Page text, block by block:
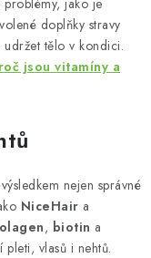
doplňky stravy
tělo v kondici.
jsou vitamíny a
nejen správné
NiceHair a
, biotin a
vlasů i nehtů.